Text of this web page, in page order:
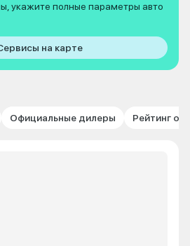
укажите полные параметры авто
на карте
Официальные дилеры Рейтинг